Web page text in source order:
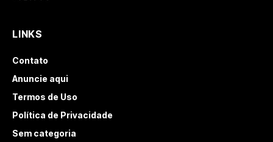
LINKS
Contato
Anuncie aqui
Termos de Uso
Política de Privacidade
Sem categoria